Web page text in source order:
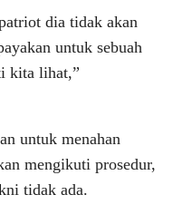
dia tidak akan
untuk sebuah
kita lihat,”
untuk menahan
mengikuti prosedur,
tidak ada.